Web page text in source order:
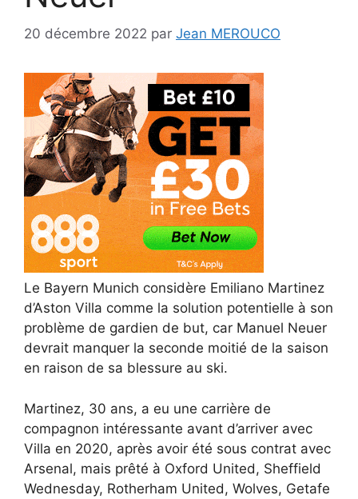
20 décembre 2022 par Jean MEROUCO
Le Bayern Munich considère Emiliano Martinez
d’Aston Villa comme la solution potentielle à son
problème de gardien de but, car Manuel Neuer
devrait manquer la seconde moitié de la saison
en raison de sa blessure au ski.
Martinez, 30 ans, a eu une carrière de
compagnon intéressante avant d’arriver avec
Villa en 2020, après avoir été sous contrat avec
Arsenal, mais prêté à Oxford United, Sheffield
Wednesday, Rotherham United, Wolves, Getafe